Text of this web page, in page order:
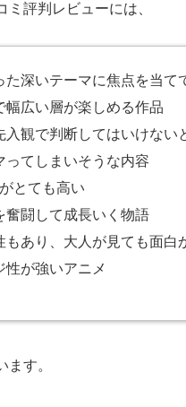
評判レビューには、
た深いテーマに焦点を当て
幅広い層が楽しめる作品
入観で判断してはいけない
ってしまいそうな内容
とても高い
奮闘して成長いく物語
もあり、大人が見ても面白
性が強いアニメ
ます。